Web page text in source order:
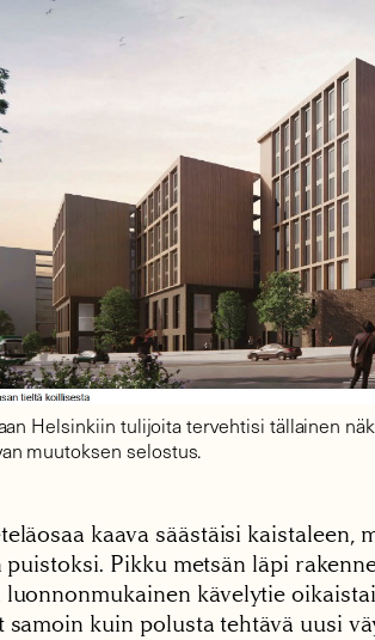
Helsinkiin tulijoita tervehtisi tällainen
muutoksen selostus.
kaava säästäisi kaistaleen,
puistoksi. Pikku metsän läpi
kävelytie
samoin kuin polusta tehtävä uusi